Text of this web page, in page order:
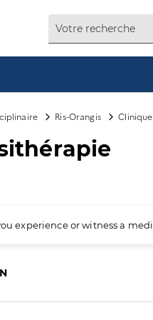
Ris-Orangis
experience or witness a